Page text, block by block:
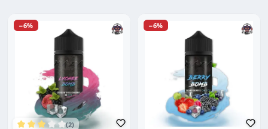
Rabatt
−6%
(2)
Rabatt
−6%